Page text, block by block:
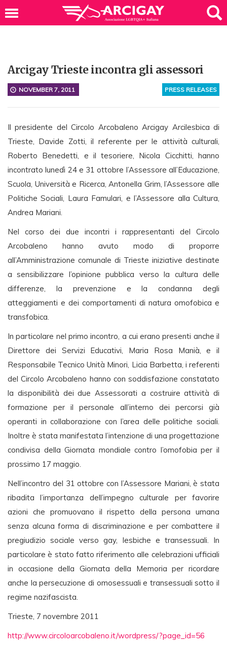
Arcigay Trieste incontra gli assessori
PRESS RELEASES
NOVEMBER 7, 2011
Il presidente del Circolo Arcobaleno Arcigay Arcilesbica di
Trieste, Davide Zotti, il referente per le attività culturali,
Roberto Benedetti, e il tesoriere, Nicola Cicchitti, hanno
incontrato lunedì 24 e 31 ottobre l’Assessore all’Educazione,
Scuola, Università e Ricerca, Antonella Grim, l’Assessore alle
Politiche Sociali, Laura Famulari, e l’Assessore alla Cultura,
Andrea Mariani.
Nel corso dei due incontri i rappresentanti del Circolo
Arcobaleno hanno avuto modo di proporre
all’Amministrazione comunale di Trieste iniziative destinate
a sensibilizzare l’opinione pubblica verso la cultura delle
differenze, la prevenzione e la condanna degli
atteggiamenti e dei comportamenti di natura omofobica e
transfobica.
In particolare nel primo incontro, a cui erano presenti anche il
Direttore dei Servizi Educativi, Maria Rosa Manià, e il
Responsabile Tecnico Unità Minori, Licia Barbetta, i referenti
del Circolo Arcobaleno hanno con soddisfazione constatato
la disponibilità dei due Assessorati a costruire attività di
formazione per il personale all’interno dei percorsi già
operanti in collaborazione con l’area delle politiche sociali.
Inoltre è stata manifestata l’intenzione di una progettazione
condivisa della Giornata mondiale contro l’omofobia per il
prossimo 17 maggio.
Nell’incontro del 31 ottobre con l’Assessore Mariani, è stata
ribadita l’importanza dell’impegno culturale per favorire
azioni che promuovano il rispetto della persona umana
senza alcuna forma di discriminazione e per combattere il
pregiudizio sociale verso gay, lesbiche e transessuali. In
particolare è stato fatto riferimento alle celebrazioni ufficiali
in occasione della Giornata della Memoria per ricordare
anche la persecuzione di omosessuali e transessuali sotto il
regime nazifascista.
Trieste, 7 novembre 2011
http://www.circoloarcobaleno.it/wordpress/?page_id=56